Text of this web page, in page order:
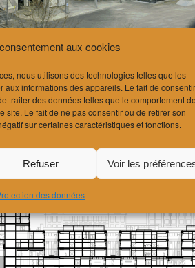
aux cookies
nous utilisons des technologies telles que les
aux informations des appareils. Le fait de
traiter des données telles que le comportement
site. Le fait de ne pas consentir ou de retirer son
sur certaines caractéristiques et fonctions.
Refuser Voir les
des données